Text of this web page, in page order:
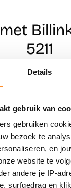
Details
gebruik van
gebruiken
bezoek te
en
website te
andere je IP-
surfgedrag en
5211
Naar winkels